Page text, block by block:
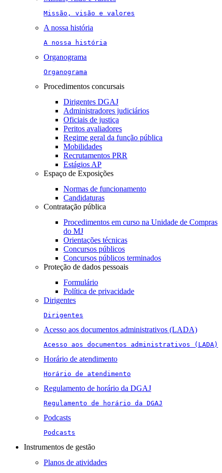
Missão, visão e valores
A nossa história
A nossa história
Organograma
Organograma
Procedimentos concursais
Dirigentes DGAJ
Administradores judiciários
Oficiais de justiça
Peritos avaliadores
Regime geral da função pública
Mobilidades
Recrutamentos PRR
Estágios AP
Espaço de Exposições
Normas de funcionamento
Candidaturas
Contratação pública
Procedimentos em curso na Unidade de Compras
do MJ
Orientações técnicas
Concursos públicos
Concursos públicos terminados
Proteção de dados pessoais
Formulário
Política de privacidade
Dirigentes
Dirigentes
Acesso aos documentos administrativos (LADA)
Acesso aos documentos administrativos (LADA)
Horário de atendimento
Horário de atendimento
Regulamento de horário da DGAJ
Regulamento de horário da DGAJ
Podcasts
Podcasts
Instrumentos de gestão
Planos de atividades